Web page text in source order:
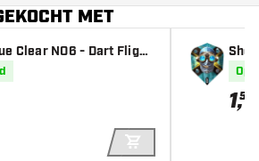
MET
Clear NO6 - Dart Flight
IN WINKELWAGEN
Shot
hts
Op
1,50